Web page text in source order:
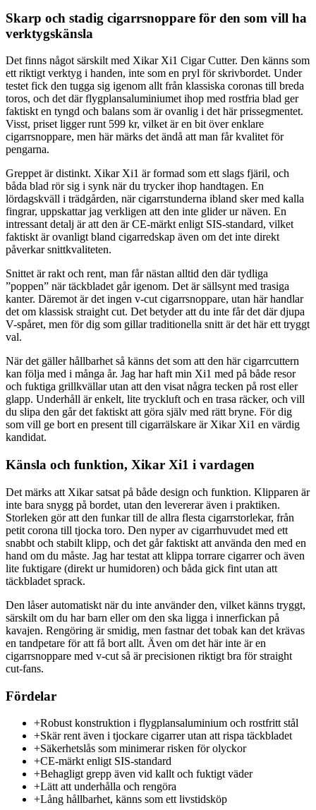
Skarp och stadig cigarrsnoppare för den som vill ha
verktygskänsla
Det finns något särskilt med Xikar Xi1 Cigar Cutter. Den känns som
ett riktigt verktyg i handen, inte som en pryl för skrivbordet. Under
testet fick den tugga sig igenom allt från klassiska coronas till breda
toros, och det där flygplansaluminiumet ihop med rostfria blad ger
faktiskt en tyngd och balans som är ovanlig i det här prissegmentet.
Visst, priset ligger runt 599 kr, vilket är en bit över enklare
cigarrsnoppare, men här märks det ändå att man får kvalitet för
pengarna.
Greppet är distinkt. Xikar Xi1 är formad som ett slags fjäril, och
båda blad rör sig i synk när du trycker ihop handtagen. En
lördagskväll i trädgården, när cigarrstunderna ibland sker med kalla
fingrar, uppskattar jag verkligen att den inte glider ur näven. En
intressant detalj är att den är CE-märkt enligt SIS-standard, vilket
faktiskt är ovanligt bland cigarredskap även om det inte direkt
påverkar snittkvaliteten.
Snittet är rakt och rent, man får nästan alltid den där tydliga
”poppen” när täckbladet går igenom. Det är sällsynt med trasiga
kanter. Däremot är det ingen v-cut cigarrsnoppare, utan här handlar
det om klassisk straight cut. Det betyder att du inte får det där djupa
V-spåret, men för dig som gillar traditionella snitt är det här ett tryggt
val.
När det gäller hållbarhet så känns det som att den här cigarrcuttern
kan följa med i många år. Jag har haft min Xi1 med på både resor
och fuktiga grillkvällar utan att den visat några tecken på rost eller
glapp. Underhåll är enkelt, lite tryckluft och en trasa räcker, och vill
du slipa den går det faktiskt att göra själv med rätt bryne. För dig
som vill ge bort en present till cigarrälskare är Xikar Xi1 en värdig
kandidat.
Känsla och funktion, Xikar Xi1 i vardagen
Det märks att Xikar satsat på både design och funktion. Klipparen är
inte bara snygg på bordet, utan den levererar även i praktiken.
Storleken gör att den funkar till de allra flesta cigarrstorlekar, från
petit corona till tjocka toro. Den nyper av cigarrhuvudet med ett
snabbt och stabilt klipp, och det går faktiskt att använda den med en
hand om du måste. Jag har testat att klippa torrare cigarrer och även
lite fuktigare (direkt ur humidoren) och båda gick fint utan att
täckbladet sprack.
Den låser automatiskt när du inte använder den, vilket känns tryggt,
särskilt om du har barn eller om den ska ligga i innerfickan på
kavajen. Rengöring är smidig, men fastnar det tobak kan det krävas
en tandpetare för att få bort allt. Även om det här inte är en
cigarrsnoppare med v-cut så är precisionen riktigt bra för straight
cut-fans.
Fördelar
+Robust konstruktion i flygplansaluminium och rostfritt stål
+Skär rent även i tjockare cigarrer utan att rispa täckbladet
+Säkerhetslås som minimerar risken för olyckor
+CE-märkt enligt SIS-standard
+Behagligt grepp även vid kallt och fuktigt väder
+Lätt att underhålla och rengöra
+Lång hållbarhet, känns som ett livstidsköp